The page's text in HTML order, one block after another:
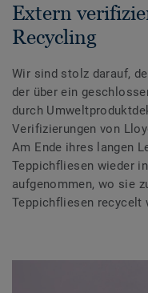
Extern
Recycling
Wir sind stolz darauf,
der über ein
durch
Verifizierungen von
Am Ende ihres langen
Teppichfliesen wieder
aufgenommen, wo sie
Teppichfliesen recycelt